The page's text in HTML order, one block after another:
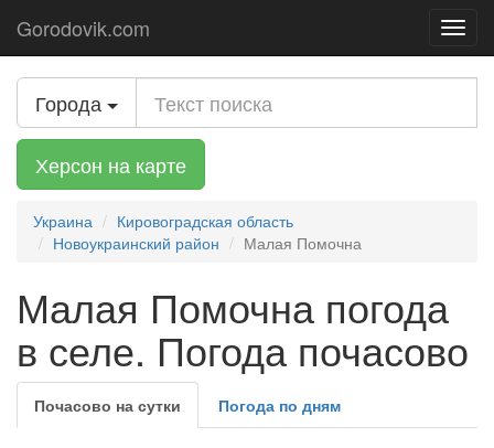
Gorodovik.com
Города
Херсон на карте
Украина
Кировоградская область
Новоукраинский район
Малая Помочна
Малая Помочна погода
в селе. Погода почасово
Почасово на сутки Погода по дням